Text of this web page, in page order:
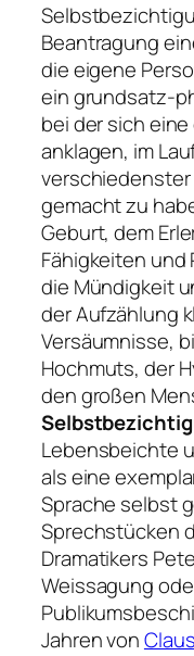
Beantragung
die eigene
ein grundsatz-
bei der sich
anklagen, im
verschiedenster
gemacht zu
Geburt, dem
Fähigkeiten und
die Mündigkeit
der Aufzählung
Versäumnisse,
Hochmuts, der
den großen
Lebensbeichte
als eine
Sprache selbst
Sprechstücken
Dramatikers
Weissagung
Jahren von